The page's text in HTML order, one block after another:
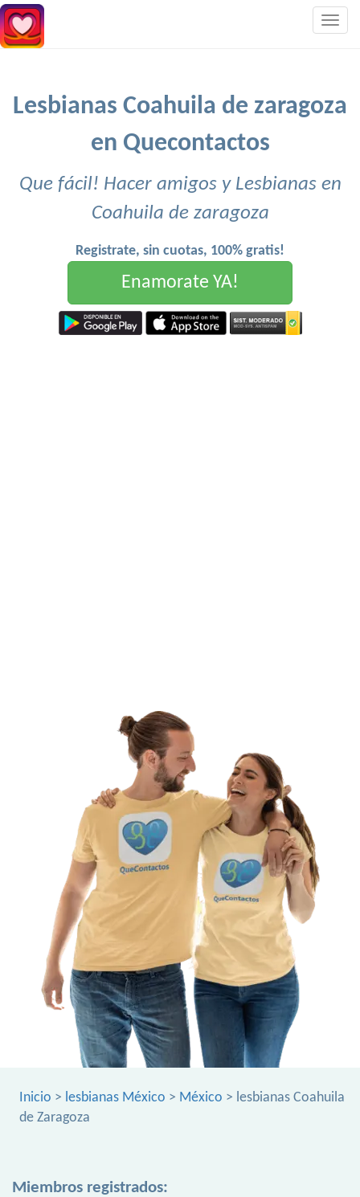
Lesbianas Coahuila de zaragoza
en Quecontactos
Que fácil! Hacer amigos y Lesbianas en
Coahuila de zaragoza
Registrate, sin cuotas, 100% gratis!
Enamorate YA!
Inicio > lesbianas México > México > lesbianas Coahuila
de Zaragoza
Miembros registrados: